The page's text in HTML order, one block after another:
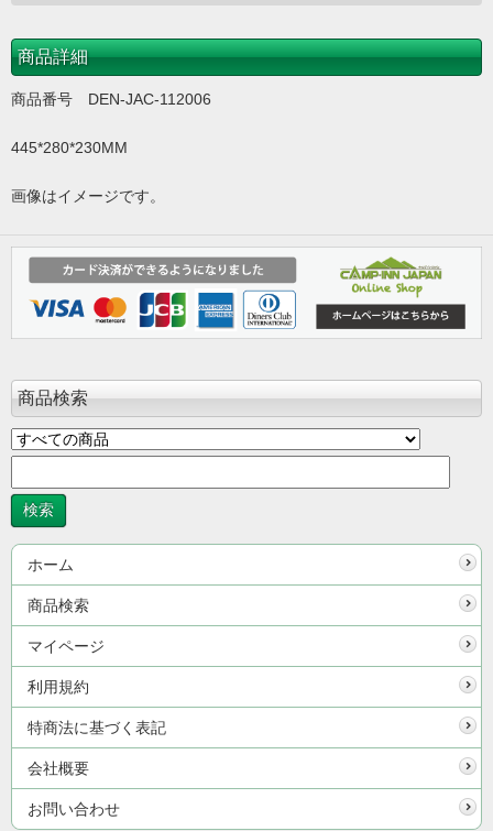
商品詳細
商品番号 DEN-JAC-112006
445*280*230MM
画像はイメージです。
商品検索
ホーム
商品検索
マイページ
利用規約
特商法に基づく表記
会社概要
お問い合わせ